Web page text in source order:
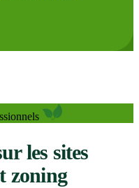
les sites
zoning